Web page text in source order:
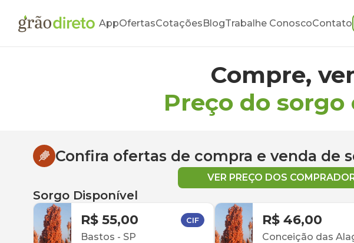
AppOfertasCotaçõesBlogTrabalhe ConoscoContato
Compre,
Preço do
Confira ofertas de compra e venda de
VER PREÇO DOS
Sorgo Disponível
R$ 55,00 CIF
Bastos - SP
R$ 46,00
Conceição das